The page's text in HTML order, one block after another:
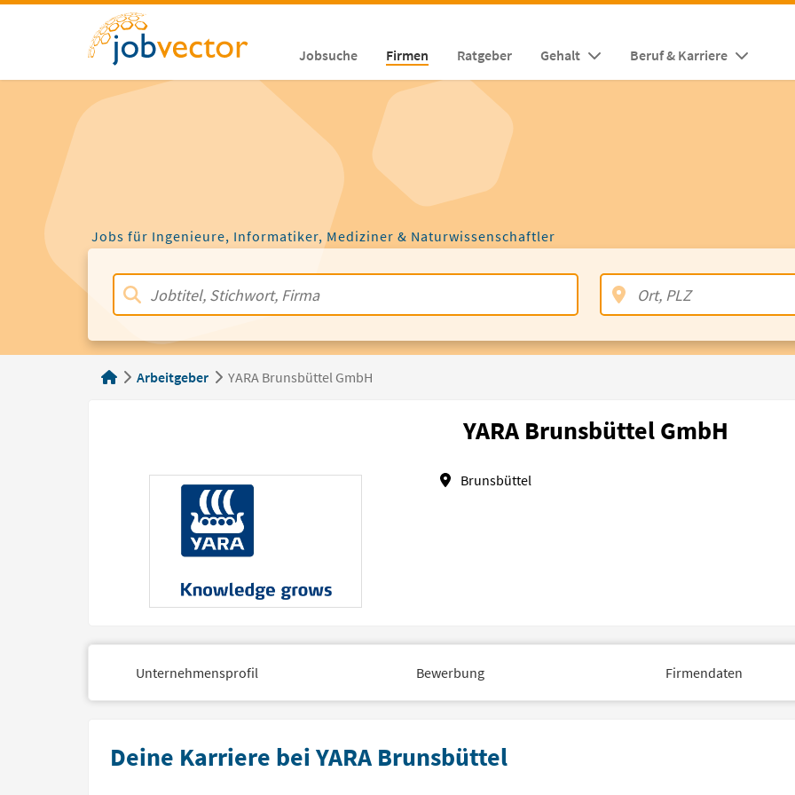
Jobsuche Firmen Ratgeber Gehalt Beruf & Karriere
Jobs für Ingenieure, Informatiker, Mediziner & Naturwissenschaftler
Arbeitgeber YARA Brunsbüttel GmbH
YARA Brunsbüttel GmbH
Brunsbüttel
Unternehmensprofil Bewerbung Firmendaten
Deine Karriere bei YARA Brunsbüttel